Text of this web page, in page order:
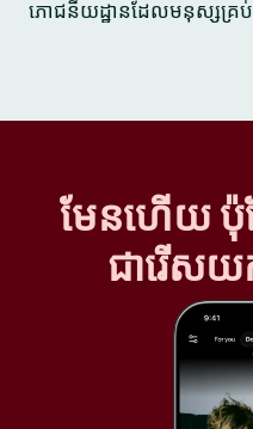
ភោជនីយដ្ឋានដែលមនុស្សគ្រ
មែនហើយ ប៉ុន្
ជារើស